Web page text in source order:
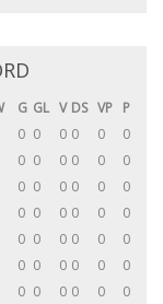
G GL V DS VP P
0 0 0 0 0
0
0 0 0 0 0
0
0 0 0 0 0
0
0 0 0 0 0
0
0 0 0 0 0
0
0 0 0 0 0
0
0 0 0 0 0
0